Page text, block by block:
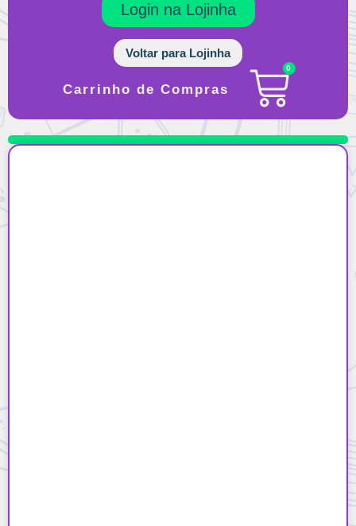
Login na Lojinha
Voltar para Lojinha
Carrinho de Compras
0